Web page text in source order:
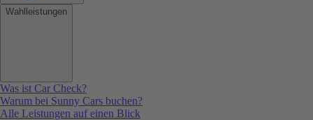
Wahlleistungen
Was ist Car Check?
Warum bei Sunny Cars buchen?
Alle Leistungen auf einen Blick